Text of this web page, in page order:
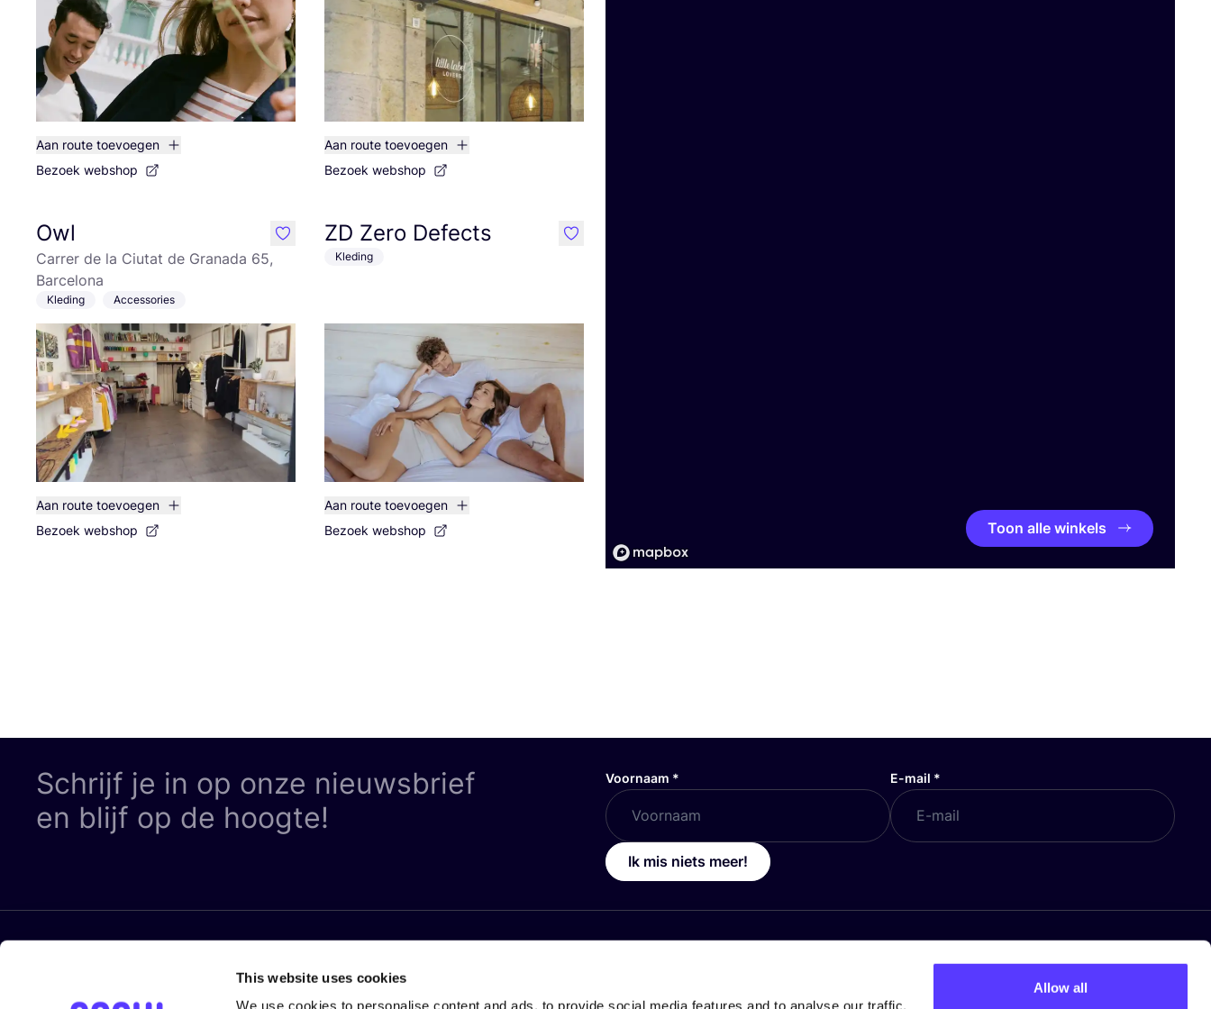
This website uses cookies
We use cookies to personalise content and ads, to provide social media features and to analyse our traffic.
Allow all
Aan route toevoegen
Bezoek webshop
Aan route toevoegen
Bezoek webshop
Owl
Carrer de la Ciutat de Granada 65,
Barcelona
Kleding Accessories
Aan route toevoegen
Bezoek webshop
like ZD Zero Defects
Kleding
Aan route toevoegen
Bezoek webshop
like
Toon alle winkels
Schrijf je in op onze nieuwsbrief
en blijf op de hoogte!
Voornaam * E-mail *
Ik mis niets meer!
Privacy Policy
Gift Card aankopen